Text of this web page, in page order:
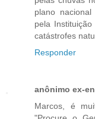
plano
pela
catástrofes
Responder
anônimo ex-
Marcos, é